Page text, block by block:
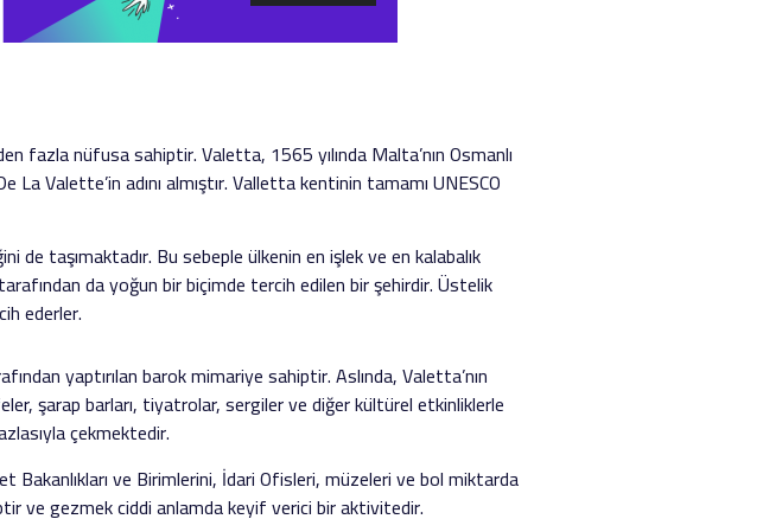
fazla nüfusa sahiptir. Valetta, 1565 yılında Malta’nın Osmanlı
Valette’in adını almıştır. Valletta kentinin tamamı UNESCO
de taşımaktadır. Bu sebeple ülkenin en işlek ve en kalabalık
da yoğun bir biçimde tercih edilen bir şehirdir. Üstelik
ederler.
yaptırılan barok mimariye sahiptir. Aslında, Valetta’nın
şarap barları, tiyatrolar, sergiler ve diğer kültürel etkinliklerle
çekmektedir.
ve Birimlerini, İdari Ofisleri, müzeleri ve bol miktarda
ve gezmek ciddi anlamda keyif verici bir aktivitedir.